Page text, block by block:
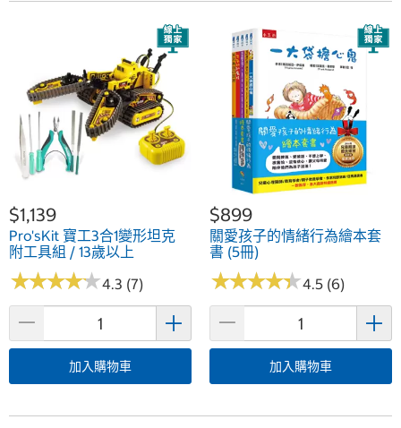
$1,139
Pro'sKit 寶工3合1變形坦克
附工具組 / 13歲以上
★★★★★
★★★★★4.3 (7)
加入購物車
$899
關愛孩子的情緒行為繪本套
書 (5冊)
★★★★★
★★★★★4.5 (6)
加入購物車